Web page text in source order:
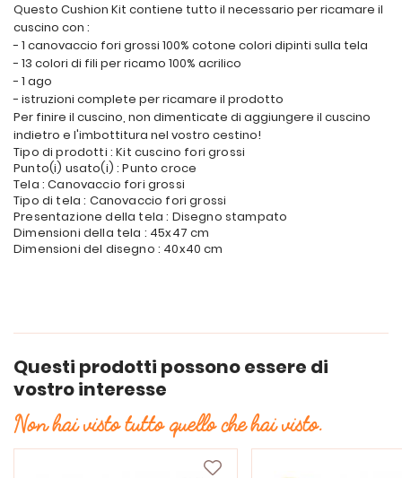
Questo Cushion Kit contiene tutto il necessario per ricamare il
cuscino con :
- 1 canovaccio fori grossi 100% cotone colori dipinti sulla tela
- 13 colori di fili per ricamo 100% acrilico
- 1 ago
- istruzioni complete per ricamare il prodotto
Per finire il cuscino, non dimenticate di aggiungere il cuscino
indietro e l'imbottitura nel vostro cestino!
Tipo di prodotti : Kit cuscino fori grossi
Punto(i) usato(i) : Punto croce
Tela : Canovaccio fori grossi
Tipo di tela : Canovaccio fori grossi
Presentazione della tela : Disegno stampato
Dimensioni della tela : 45x47 cm
Dimensioni del disegno : 40x40 cm
Questi prodotti possono essere di
vostro interesse
Non hai visto tutto quello che hai visto.